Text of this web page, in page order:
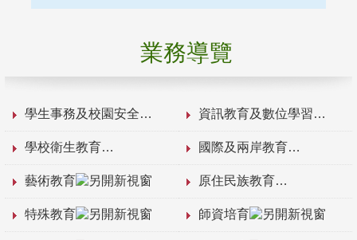
業務導覽
學生事務及校園安全 資訊教育及數位學習
學校衛生教育 國際及兩岸教育
藝術教育 原住民族教育
特殊教育 師資培育